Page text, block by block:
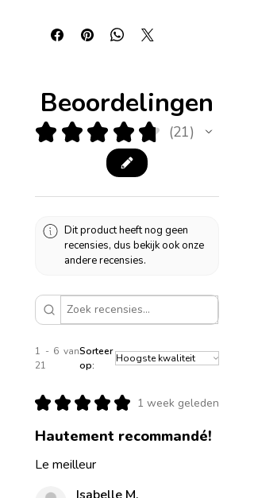
Beoordelingen
★ ★ ★ ★ ★ 21
21
Dit product heeft nog geen
recensies, dus bekijk ook onze
andere recensies.
1 - 6 van
21
Sorteer
op:
★ ★ ★ ★ ★ 1 week geleden
Hautement recommandé!
Le meilleur